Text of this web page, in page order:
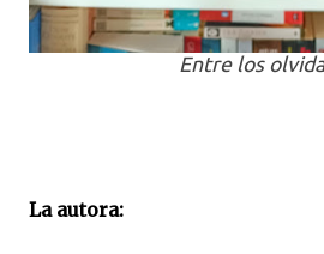
Entre los
La autora: